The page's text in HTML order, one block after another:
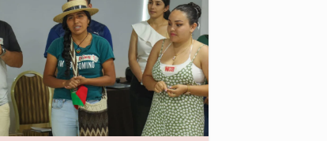
a la libertad de expresión
en violencia contra las